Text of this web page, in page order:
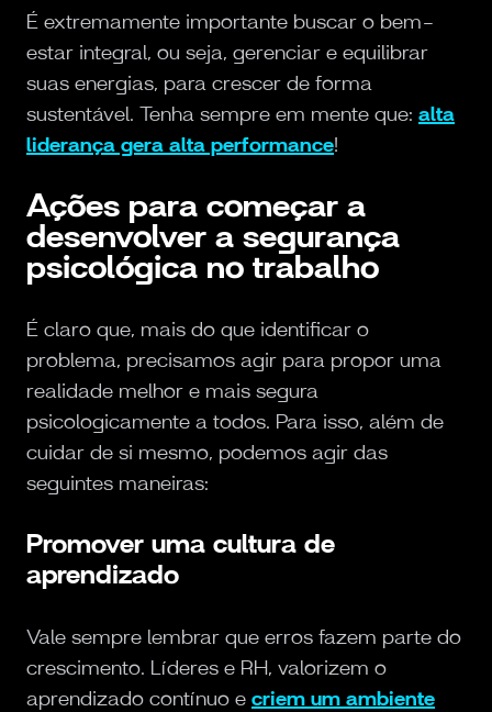
É extremamente importante buscar o bem-
estar integral, ou seja, gerenciar e equilibrar
suas energias, para crescer de forma
sustentável. Tenha sempre em mente que: alta
liderança gera alta performance!
Ações para começar a
desenvolver a segurança
psicológica no trabalho
É claro que, mais do que identificar o
problema, precisamos agir para propor uma
realidade melhor e mais segura
psicologicamente a todos. Para isso, além de
cuidar de si mesmo, podemos agir das
seguintes maneiras:
Promover uma cultura de
aprendizado
Vale sempre lembrar que erros fazem parte do
crescimento. Líderes e RH, valorizem o
aprendizado contínuo e criem um ambiente